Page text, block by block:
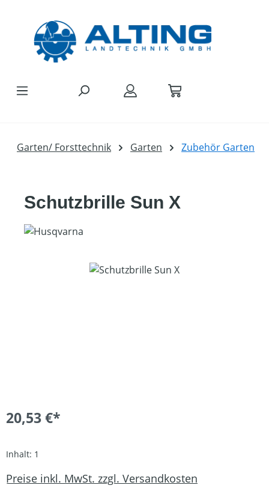
Garten/ Forsttechnik Garten Zubehör Garten
Schutzbrille Sun X
Bildergalerie überspringen
20,53 €*
Inhalt: 1
Preise inkl. MwSt. zzgl. Versandkosten